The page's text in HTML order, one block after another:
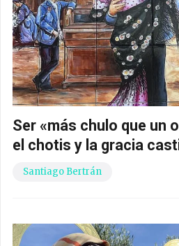
Ser «más chulo que un
el chotis y la gracia
Santiago Bertrán